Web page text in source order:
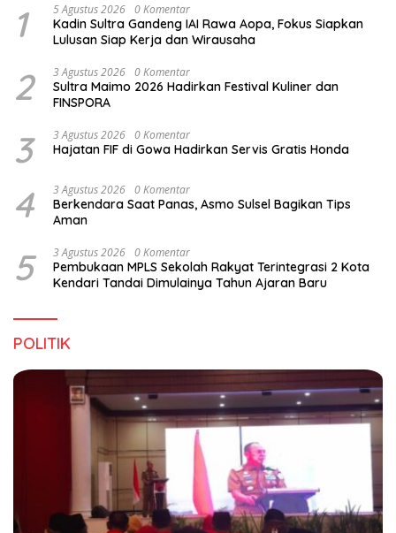
1 5 Agustus 2026 0 Komentar
Kadin Sultra Gandeng IAI Rawa Aopa, Fokus Siapkan
Lulusan Siap Kerja dan Wirausaha
2 3 Agustus 2026 0 Komentar
Sultra Maimo 2026 Hadirkan Festival Kuliner dan
FINSPORA
3 3 Agustus 2026 0 Komentar
Hajatan FIF di Gowa Hadirkan Servis Gratis Honda
4 3 Agustus 2026 0 Komentar
Berkendara Saat Panas, Asmo Sulsel Bagikan Tips
Aman
5 3 Agustus 2026 0 Komentar
Pembukaan MPLS Sekolah Rakyat Terintegrasi 2 Kota
Kendari Tandai Dimulainya Tahun Ajaran Baru
POLITIK